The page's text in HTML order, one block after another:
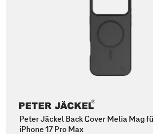
Peter Jäckel Back Cover Melia Mag
iPhone 17 Pro Max